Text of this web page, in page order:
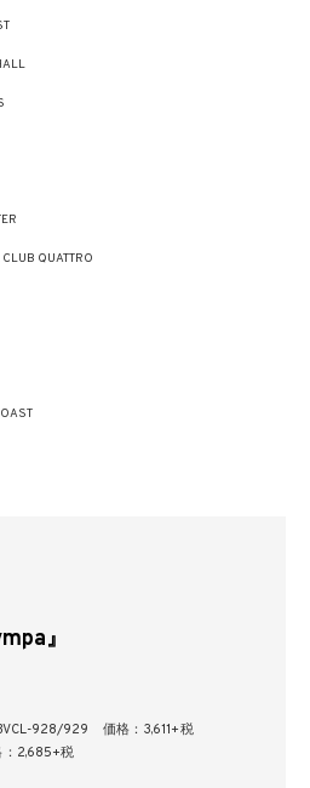
QUATTRO
』
928/929 価格：3,611+税
2,685+税